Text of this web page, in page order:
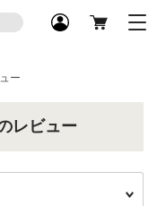
ー
レビュー